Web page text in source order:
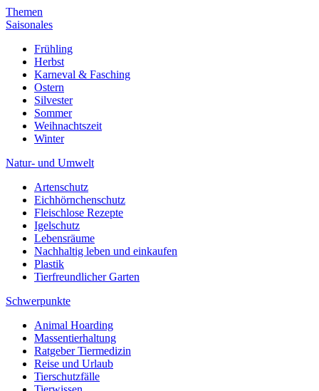
Themen
Saisonales
Frühling
Herbst
Karneval & Fasching
Ostern
Silvester
Sommer
Weihnachtszeit
Winter
Natur- und Umwelt
Artenschutz
Eichhörnchenschutz
Fleischlose Rezepte
Igelschutz
Lebensräume
Nachhaltig leben und einkaufen
Plastik
Tierfreundlicher Garten
Schwerpunkte
Animal Hoarding
Massentierhaltung
Ratgeber Tiermedizin
Reise und Urlaub
Tierschutzfälle